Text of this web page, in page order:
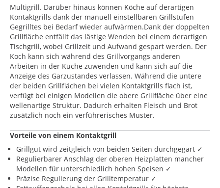
Multigrill. Darüber hinaus können Köche auf derartigen
Kontaktgrills dank der manuell einstellbaren Grillstufen
Gegrilltes bei Bedarf wieder aufwärmen.Dank der doppelten
Grillfläche entfällt das lästige Wenden bei einem derartigen
Tischgrill, wobei Grillzeit und Aufwand gespart werden. Der
Koch kann sich während des Grillvorgangs anderen
Arbeiten in der Küche zuwenden und kann sich auf die
Anzeige des Garzustandes verlassen. Während die untere
der beiden Grillflächen bei vielen Kontaktgrills flach ist,
verfügt bei einigen Modellen die obere Grillfläche über eine
wellenartige Struktur. Dadurch erhalten Fleisch und Brot
zusätzlich noch ein verführerisches Muster.
Vorteile von einem Kontaktgrill
Grillgut wird zeitgleich von beiden Seiten durchgegart ✓
Regulierbarer Anschlag der oberen Heizplatten mancher
Modellen für unterschiedlich hohen Speisen ✓
Präzise Regulierung der Grilltemperatur ✓